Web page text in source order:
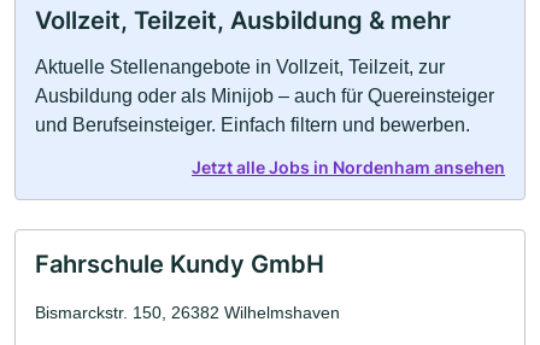
Vollzeit, Teilzeit, Ausbildung & mehr
Aktuelle Stellenangebote in Vollzeit, Teilzeit, zur
Ausbildung oder als Minijob – auch für Quereinsteiger
und Berufseinsteiger. Einfach filtern und bewerben.
Jetzt alle Jobs in Nordenham ansehen
Fahrschule Kundy GmbH
Bismarckstr. 150, 26382 Wilhelmshaven